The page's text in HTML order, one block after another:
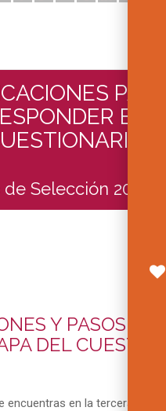
PARA
EL
Selección 2026-
Y PASOS A
DEL
encuentras en la tercera etapa